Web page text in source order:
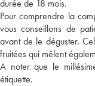
durée de 18 mois.
Pour comprendre la
vous conseillons de
avant de le déguster.
fruitées qui mêlent
A noter que le
étiquette.